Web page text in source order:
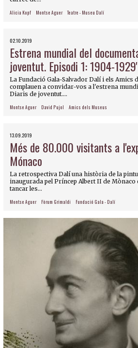
Alicia Kopf Montse Aguer Teatre - Museu Dalí
02.10.2019
Estrena mundial del
joventut. Episodi 1: 1904-
La Fundació Gala-Salvador Dalí i els Amics
complauen a convidar-vos a l'estrena
Diaris de joventut....
Montse Aguer David Pujol Amics dels Museus
13.09.2019
Més de 80.000 visitants a
Mónaco
La retrospectiva Dalí una història de la
inaugurada pel Príncep Albert II de Mònaco
tancar les...
Montse Aguer Fòrum Grimaldi Fundació Gala - Dalí